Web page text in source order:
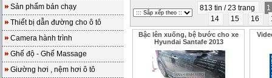
Sản phẩm bán chạy
Thiết bị dẫn đường cho ô tô
Camera hành trình
Ghế độ - Ghế Massage
Giường hơi , nệm hơi ô tô
813 tin / 23 trang
1
14
15 16
Bậc lên xuống, bệ bước cho xe
Hyundai Santafe 2013